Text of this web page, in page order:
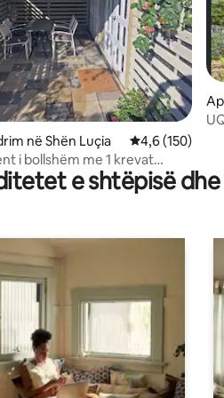
5, 51 vlerësime
në Shën Luçia Vlerësimi
4,6 (150)
i bollshëm me 1 krevat
oborr e shtëpisë